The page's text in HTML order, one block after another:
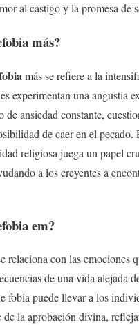
al castigo y la promesa de
más?
más se refiere a la
experimentan una angustia
de ansiedad constante,
de caer en el pecado.
religiosa juega un papel
a los creyentes a
em?
relaciona con las emociones
de una vida alejada
fobia puede llevar a los
de la aprobación divina,